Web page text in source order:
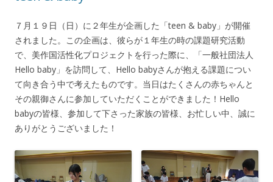
７月１９日（日）に２年生が企画した「teen & baby」が開催
されました。この企画は、彼らが１年生の時の課題研究活動
で、美作国活性化プロジェクトを行った際に、「一般社団法人
Hello baby」を訪問して、Hello babyさんが抱える課題につい
て向き合う中で考えたものです。当日はたくさんの赤ちゃんと
その親御さんに参加していただくことができました！Hello
babyの皆様、参加して下さった家族の皆様、お忙しい中、誠に
ありがとうございました！